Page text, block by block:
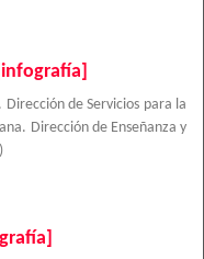
de Servicios para la
Dirección de Enseñanza y
)